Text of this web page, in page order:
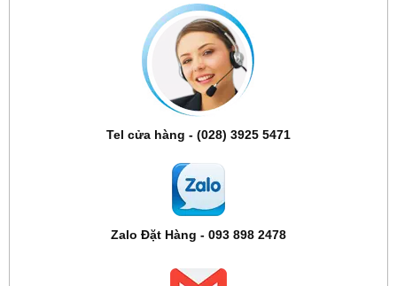
Tel cửa hàng - (028) 3925 5471
Zalo Đặt Hàng - 093 898 2478